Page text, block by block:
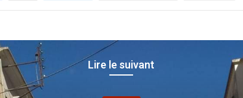
Lire le suivant